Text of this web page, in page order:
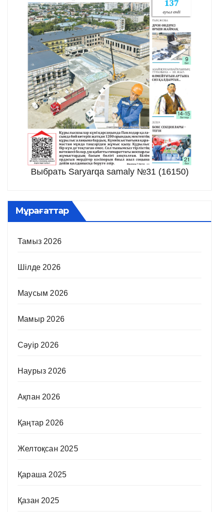
Выбрать Saryarqa samaly №31 (16150)
Мұрағаттар
Тамыз 2026
Шілде 2026
Маусым 2026
Мамыр 2026
Сәуір 2026
Наурыз 2026
Ақпан 2026
Қаңтар 2026
Желтоқсан 2025
Қараша 2025
Қазан 2025